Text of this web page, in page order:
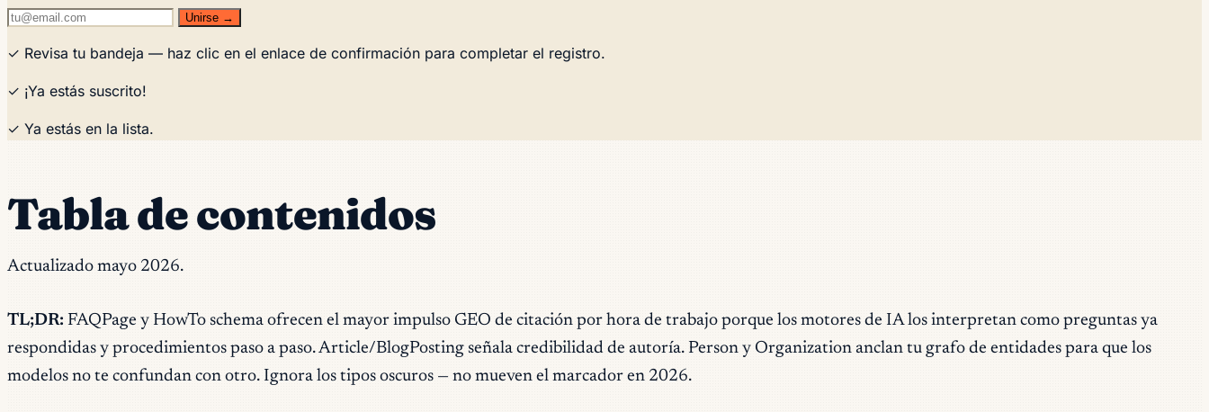
Unirse →
✓ Revisa tu bandeja — haz clic en el enlace de confirmación para completar el registro.
✓ ¡Ya estás suscrito!
✓ Ya estás en la lista.
Tabla de contenidos
Actualizado mayo 2026.
TL;DR: FAQPage y HowTo schema ofrecen el mayor impulso GEO de citación por hora de trabajo porque los motores de IA los interpretan como preguntas ya
respondidas y procedimientos paso a paso. Article/BlogPosting señala credibilidad de autoría. Person y Organization anclan tu grafo de entidades para que los
modelos no te confundan con otro. Ignora los tipos oscuros — no mueven el marcador en 2026.